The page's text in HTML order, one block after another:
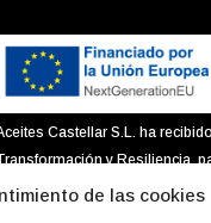
de las cookies
Castellar S.L. ha
y Resiliencia,
total de 18.110,96€ y una ayuda